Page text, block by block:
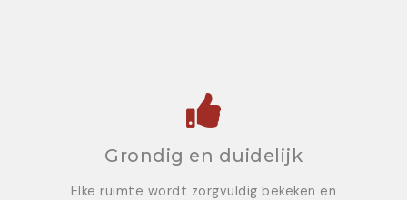
Grondig en duidelijk
Elke ruimte wordt zorgvuldig bekeken en